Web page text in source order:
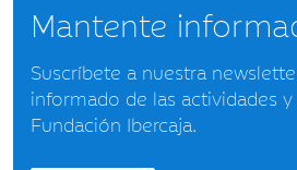
Mantente
Suscríbete a nuestra
informado de las actividades
Fundación Ibercaja.